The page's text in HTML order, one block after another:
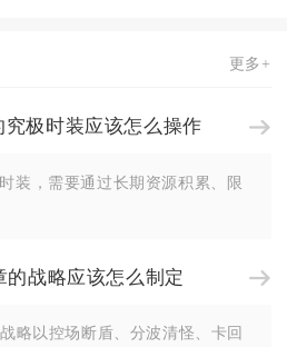
更多+
极时装应该怎么操作
装，需要通过长期资源积累、限
的战略应该怎么制定
略以控场断盾、分波清怪、卡回